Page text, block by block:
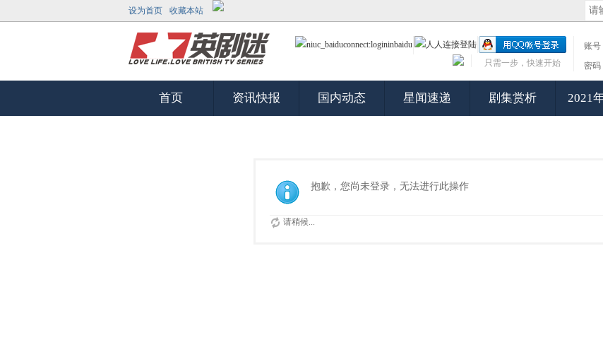
设为首页 收藏本站
账号
密码
只需一步，快速开始
首页 资讯快报 国内动态 星闻速递 剧集赏析 2021
抱歉，您尚未登录，无法进行此操作
请稍候...